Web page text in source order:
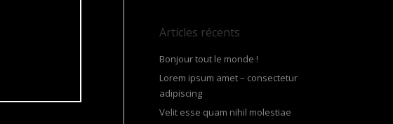
Articles récents
Bonjour tout le monde !
Lorem ipsum amet – consectetur
adipiscing
Velit esse quam nihil molestiae